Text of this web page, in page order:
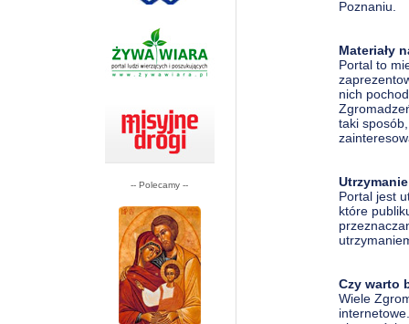
-- Polecamy --
Poznaniu.
Materiały
Portal to
nich
taki
Portal jest
które
Czy warto
Wiele